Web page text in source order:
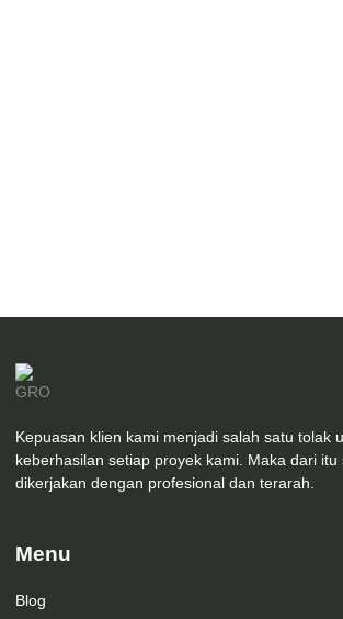
Kepuasan klien kami menjadi salah satu tolak
keberhasilan setiap proyek kami. Maka dari itu
dikerjakan dengan profesional dan terarah.
Menu
Blog